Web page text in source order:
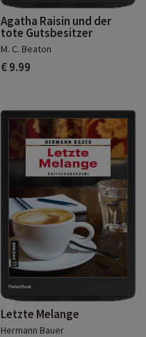
Agatha Raisin und der
tote Gutsbesitzer
M. C. Beaton
€ 9.99
Letzte Melange
Hermann Bauer